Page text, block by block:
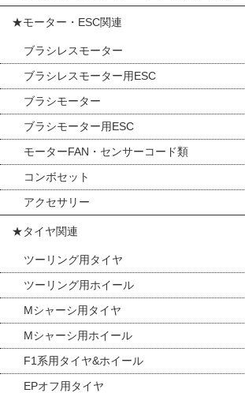
★モーター・ESC関連
ブラシレスモーター
ブラシレスモーター用ESC
ブラシモーター
ブラシモーター用ESC
モーターFAN・センサーコード類
コンボセット
アクセサリー
★タイヤ関連
ツーリング用タイヤ
ツーリング用ホイール
Mシャーシ用タイヤ
Mシャーシ用ホイール
F1系用タイヤ&ホイール
EPオフ用タイヤ